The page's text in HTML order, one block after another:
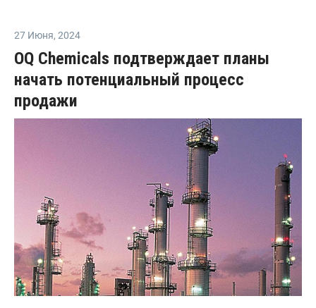
27 Июня, 2024
OQ Chemicals подтверждает планы
начать потенциальный процесс
продажи